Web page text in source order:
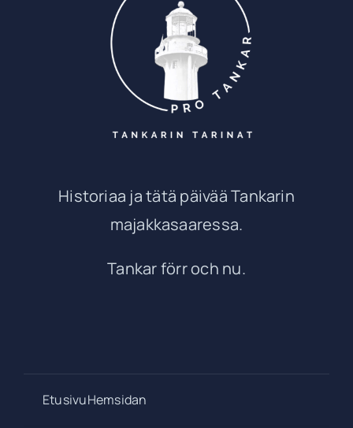
Historiaa ja tätä päivää Tankarin
majakkasaaressa.
Tankar förr och nu.
EtusivuHemsidan